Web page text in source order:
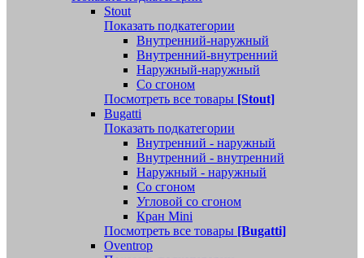
Stout
Показать подкатегории
Внутренний-наружный
Внутренний-внутренний
Наружный-наружный
Со сгоном
Посмотреть все товары [Stout]
Bugatti
Показать подкатегории
Внутренний - наружный
Внутренний - внутренний
Наружный - наружный
Со сгоном
Угловой со сгоном
Кран Mini
Посмотреть все товары [Bugatti]
Oventrop